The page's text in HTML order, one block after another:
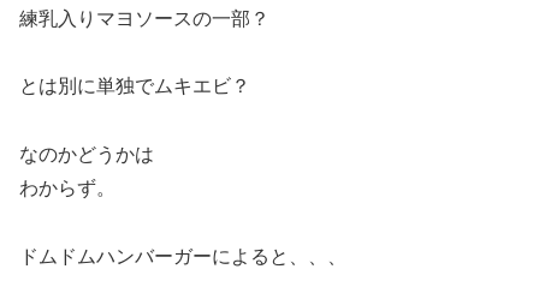
練乳入りマヨソースの一部？
とは別に単独でムキエビ？
なのかどうかは
わからず。
ドムドムハンバーガーによると、、、